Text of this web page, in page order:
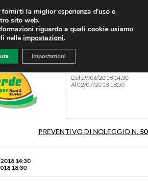
Dal 29/06/2018 14:30
Al 02/07/2018 18:30
PREVENTIVO DI NOLEGGIO N.
14:30
18:30
la miglior esperienza d'uso e
sito web.
riguardo a quali cookie usiamo
nelle impostazioni.
Impostazioni